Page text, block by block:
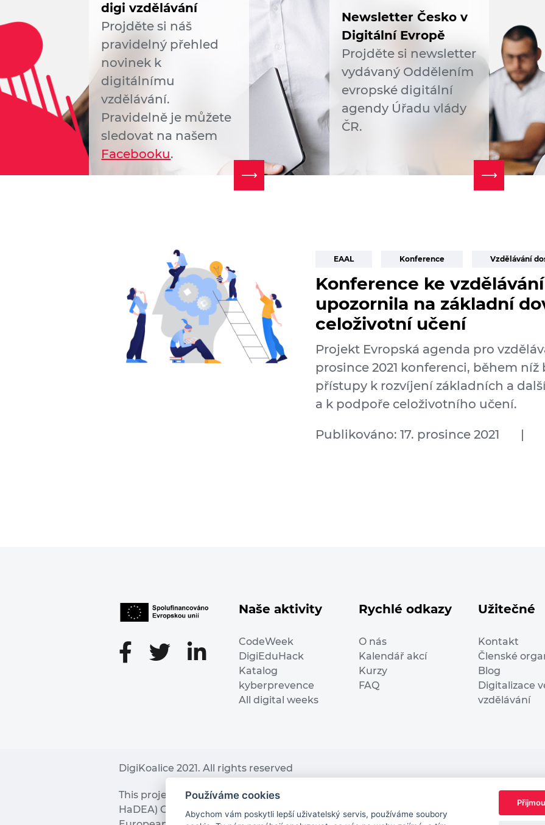
digi vzdělávání
Projděte si náš
pravidelný přehled
novinek k
digitálnímu
vzdělávání.
Pravidelně je můžete
sledovat na našem
Facebooku.
Newsletter Česko v
Digitální Evropě
Projděte si newsletter
vydávaný Oddělením
evropské digitální
agendy Úřadu vlády
ČR.
EAAL Konference Vzdělávání
Konference ke
upozornila na základní
celoživotní učení
Projekt Evropská agenda pro
prosince 2021 konferenci, během
přístupy k rozvíjení základních a
a k podpoře celoživotního učení.
Publikováno: 17. prosince 2021 |
Naše aktivity
CodeWeek
DigiEduHack
Katalog
kyberprevence
All digital weeks
Rychlé odkazy
O nás
Kalendář akcí
Kurzy
FAQ
Užitečné
Kontakt
Členské
Blog
Digitalizace
vzdělávání
DigiKoalice 2021. All rights reserved
This project has received funding from the European Commission Innovation and
HaDEA) CEF TELECOM Calls 2019. This website reflects only the author’s view. It
Používáme cookies
Abychom vám poskytli lepší uživatelský servis, používáme soubory